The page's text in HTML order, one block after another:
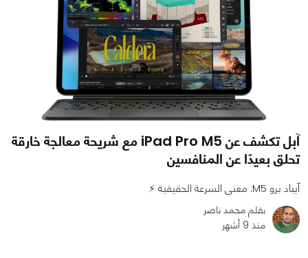
آبل تكشف عن iPad Pro M5 مع شريحة معالجة خارقة
تحلق بعيدًا عن المنافسين
آيباد برو M5: معنى السرعة الحقيقية ⚡
بقلم محمد ناصر
منذ 9 أشهر